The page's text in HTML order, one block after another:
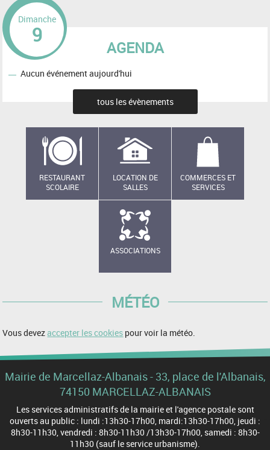
AGENDA
Dimanche
9
Aucun événement aujourd'hui
tous les évènements
RESTAURANT
SCOLAIRE
LOCATION DE
SALLES
COMMERCES ET
SERVICES
ASSOCIATIONS
MÉTÉO
Vous devezaccepter les cookies pour voir la météo.
Mairie de Marcellaz-Albanais - 33, place de l'Albanais,
74150 MARCELLAZ-ALBANAIS
Les services administratifs de la mairie et l'agence postale sont
ouverts au public : lundi :13h30-17h00, mardi:13h30-17h00, jeudi :
8h30-11h30, vendredi : 8h30-11h30 /13h30-17h00, samedi : 8h30-
11h30 (sauf le service urbanisme).